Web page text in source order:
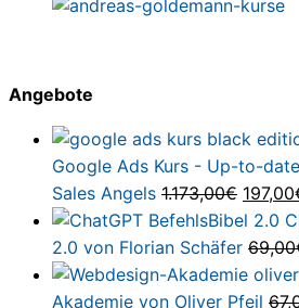
Angebote
Google Ads Kurs - Up-to-
Sales Angels 1.173,00€
Preis
war:
197,00
2.0 von Florian Schäfer 69,00
Akademie von Oliver Pfeil